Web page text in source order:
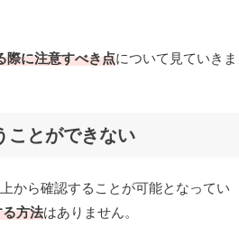
際に注意すべき点について見ていきま
ことができない
から確認することが可能となってい
方法はありません。